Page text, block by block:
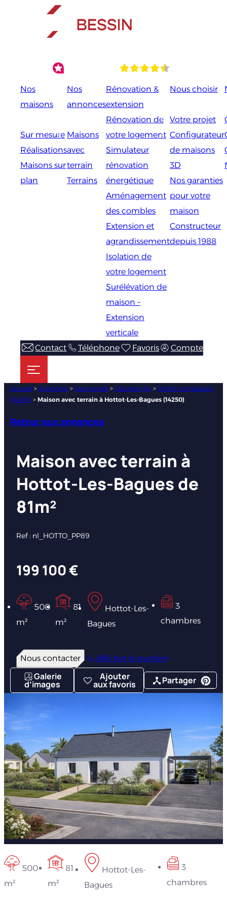
Nos
maisons
Sur mesure
Réalisations
Maisons sur
plan
Nos
annonces
Maisons
avec
terrain
Terrains
Rénovation &
extension
Rénovation de
votre logement
Simulateur
rénovation
énergétique
Aménagement
des combles
Extension et
agrandissement
Isolation de
votre logement
Surélévation de
maison –
Extension
verticale
Nous choisir
Votre projet
Configurateur
de maisons
3D
Nos garanties
pour votre
maison
Constructeur
depuis 1988
Contact Téléphone Favoris Compte
Accueil > Annonces > Normandie > Calvados (14) > Hottot-Les-Bagues
(14250) > Maison avec terrain à Hottot-Les-Bagues (14250)
Retour aux annonces
Maison avec terrain à
Hottot-Les-Bagues de
81m²
Ref : nl_HOTTO_PP89
199 100 €
500
m²
81
m²
Hottot-Les-
Bagues
3
chambres
Nous contacter Afficher le numéro
Galerie
d’images
Ajouter
aux favoris Partager
500
m²
81
m²
Hottot-Les-
Bagues
3
chambres